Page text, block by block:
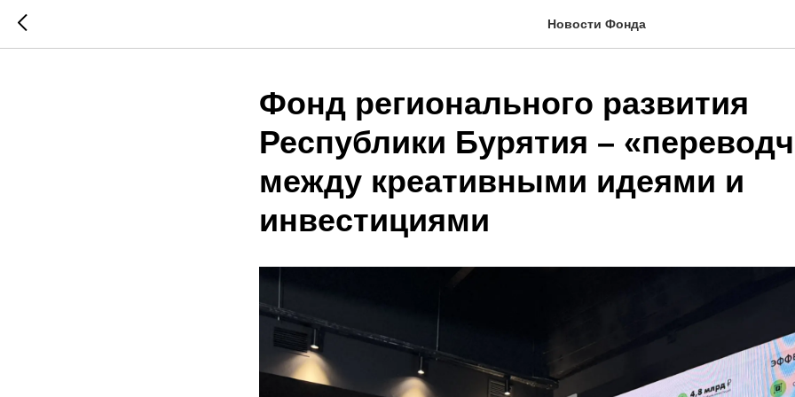
Новости Фонда
Фонд регионального развития
Республики Бурятия –
между креативными идеями и
инвестициями